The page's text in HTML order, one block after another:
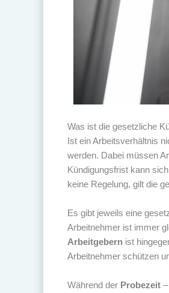
Was ist die gesetzliche
Ist ein Arbeitsverhältnis
werden. Dabei müssen
Kündigungsfrist kann
keine Regelung, gilt die
Es gibt jeweils eine
Arbeitnehmer ist immer
Arbeitgebern ist
Arbeitnehmer schützen
Während der Probezeit